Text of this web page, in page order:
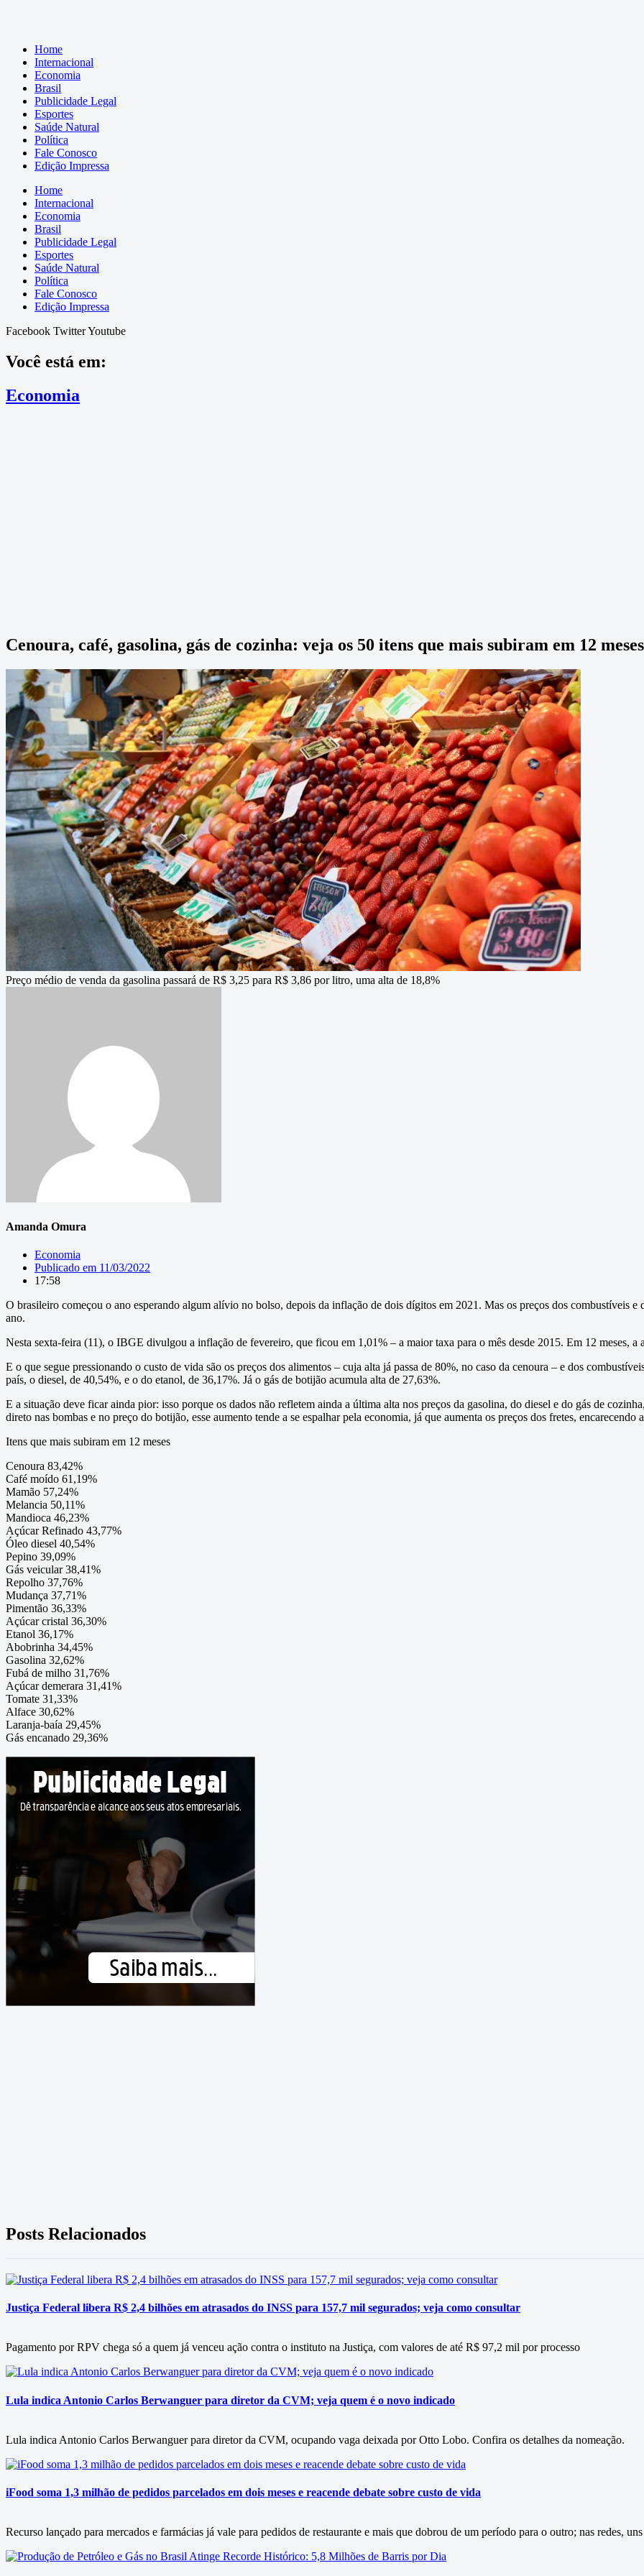
Home
Internacional
Economia
Brasil
Publicidade Legal
Esportes
Saúde Natural
Política
Fale Conosco
Edição Impressa
Home
Internacional
Economia
Brasil
Publicidade Legal
Esportes
Saúde Natural
Política
Fale Conosco
Edição Impressa
Facebook TwitterYoutube
Você está em:
Economia
Cenoura, café, gasolina, gás de cozinha: veja os 50 itens que mais subiram em 12
Preço médio de venda da gasolina passará de R$ 3,25 para R$ 3,86 por litro, uma alta de 18,8%
Amanda Omura
Economia
Publicado em 11/03/2022
17:58
O brasileiro começou o ano esperando algum alívio no bolso, depois da inflação de dois dígitos em 2021. Mas os preços dos combustíveis e
ano.
Nesta sexta-feira (11), o IBGE divulgou a inflação de fevereiro, que ficou em 1,01% – a maior taxa para o mês desde 2015. Em 12 meses, a
E o que segue pressionando o custo de vida são os preços dos alimentos – cuja alta já passa de 80%, no caso da cenoura – e dos
país, o diesel, de 40,54%, e o do etanol, de 36,17%. Já o gás de botijão acumula alta de 27,63%.
E a situação deve ficar ainda pior: isso porque os dados não refletem ainda a última alta nos preços da gasolina, do diesel e do gás de
direto nas bombas e no preço do botijão, esse aumento tende a se espalhar pela economia, já que aumenta os preços dos fretes, encarecendo
Itens que mais subiram em 12 meses
Cenoura 83,42%
Café moído 61,19%
Mamão 57,24%
Melancia 50,11%
Mandioca 46,23%
Açúcar Refinado 43,77%
Óleo diesel 40,54%
Pepino 39,09%
Gás veicular 38,41%
Repolho 37,76%
Mudança 37,71%
Pimentão 36,33%
Açúcar cristal 36,30%
Etanol 36,17%
Abobrinha 34,45%
Gasolina 32,62%
Fubá de milho 31,76%
Açúcar demerara 31,41%
Tomate 31,33%
Alface 30,62%
Laranja-baía 29,45%
Gás encanado 29,36%
Posts Relacionados
Justiça Federal libera R$ 2,4 bilhões em atrasados do INSS para 157,7 mil segurados; veja como consultar
Pagamento por RPV chega só a quem já venceu ação contra o instituto na Justiça, com valores de até R$ 97,2 mil por processo
Lula indica Antonio Carlos Berwanguer para diretor da CVM; veja quem é o novo indicado
Lula indica Antonio Carlos Berwanguer para diretor da CVM, ocupando vaga deixada por Otto Lobo. Confira os detalhes da nomeação.
iFood soma 1,3 milhão de pedidos parcelados em dois meses e reacende debate sobre custo de vida
Recurso lançado para mercados e farmácias já vale para pedidos de restaurante e mais que dobrou de um período para o outro; nas redes, uns